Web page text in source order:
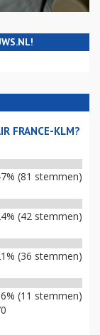
FRANCE-KLM?
(81 stemmen)
(42 stemmen)
(36 stemmen)
6% (11 stemmen)